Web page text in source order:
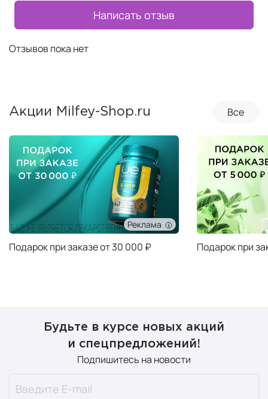
Написать отзыв
Отзывов пока нет
Акции Milfey-Shop.ru Все
Реклама
Подарок при заказе от 30 000 ₽ Подарок при
Будьте в курсе новых акций
и спецпредложений!
Подпишитесь на новости